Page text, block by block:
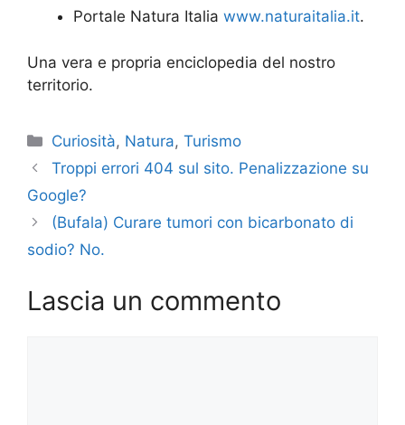
Portale Natura Italia www.naturaitalia.it.
Una vera e propria enciclopedia del nostro
territorio.
Categorie
Curiosità, Natura,Turismo
Troppi errori 404 sul sito. Penalizzazione su
Google?
(Bufala) Curare tumori con bicarbonato di
sodio? No.
Lascia un commento